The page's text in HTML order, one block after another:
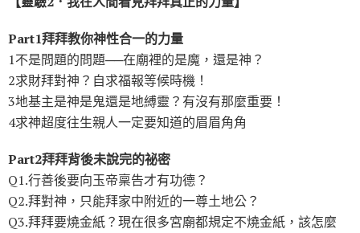
Part1拜拜教你神性合一的力量
1不是問題的問題──在廟裡的是魔，還是神？
2求財拜對神？自求福報等候時機！
3地基主是神是鬼還是地縛靈？有沒有那麼重要！
4求神超度往生親人一定要知道的眉眉角角
Part2拜拜背後未說完的祕密
Q1.行善後要向玉帝稟告才有功德？
Q2.拜對神，只能拜家中附近的一尊土地公？
Q3.拜拜要燒金紙？現在很多宮廟都規定不燒金紙，該怎麼